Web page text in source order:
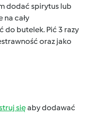
dodać spirytus lub
cały
do butelek. Pić 3 razy
oraz jako
sięaby dodawać